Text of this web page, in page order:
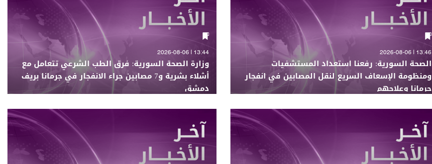
13:46 | 2026-08-06
الصحة السورية: رفعنا استعداد المستشفيات
ومنظومة الإسعاف السريع لنقل المصابين في انفجار
جرمانا وعلاجهم
13:44 | 2026-08-06
وزارة الصحة السورية: فرق الطب الشرعي تتعامل مع
أشلاء بشرية و7 مصابين جراء الانفجار في جرمانا بريف
دمشق